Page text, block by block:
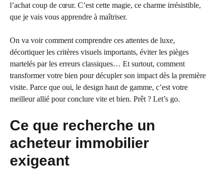
l’achat coup de cœur. C’est cette magie, ce charme irrésistible,
que je vais vous apprendre à maîtriser.
On va voir comment comprendre ces attentes de luxe,
décortiquer les critères visuels importants, éviter les pièges
martelés par les erreurs classiques… Et surtout, comment
transformer votre bien pour décupler son impact dès la première
visite. Parce que oui, le design haut de gamme, c’est votre
meilleur allié pour conclure vite et bien. Prêt ? Let’s go.
Ce que recherche un
acheteur immobilier
exigeant